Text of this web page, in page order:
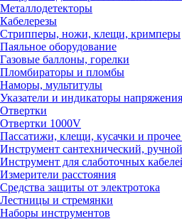
Металлодетекторы
Кабелерезы
Стрипперы, ножи, клещи, кримперы
Паяльное оборудование
Газовые баллоны, горелки
Пломбираторы и пломбы
Наморы, мультитулы
Указатели и индикаторы напряжения
Отвертки
Отвертки 1000V
Пассатижи, клещи, кусачки и
Инструмент сантехнический,
Инструмент для слаботочных
Измерители расстояния
Средства защиты от электротока
Лестницы и стремянки
Наборы инструментов